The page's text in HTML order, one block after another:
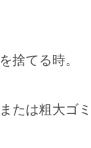
捨てる時。
たは粗大ゴ